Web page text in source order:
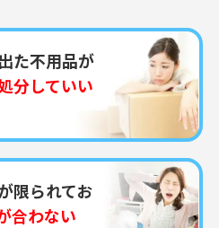
た不用品が
分していい
限られてお
合わない